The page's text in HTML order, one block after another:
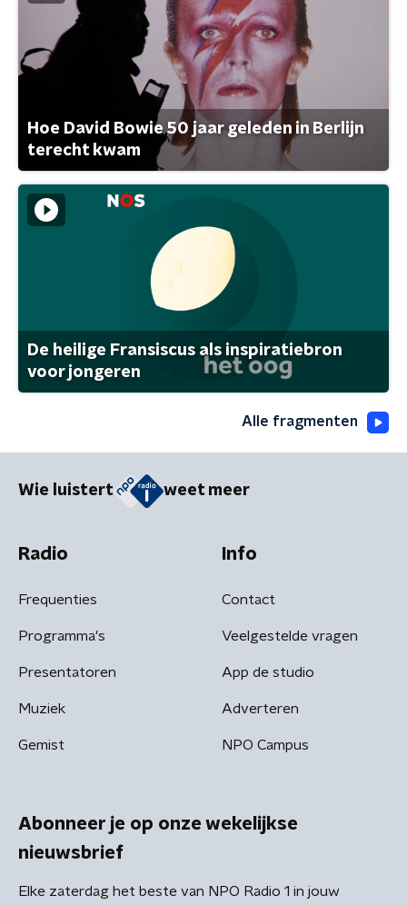
Hoe David Bowie 50 jaar geleden in Berlijn
terecht kwam
De heilige Fransiscus als inspiratiebron
voor jongeren
Alle fragmenten
Wie luistert weet meer
Radio
Frequenties
Programma's
Presentatoren
Muziek
Gemist
Info
Contact
Veelgestelde vragen
App de studio
Adverteren
NPO Campus
Abonneer je op onze wekelijkse
nieuwsbrief
Elke zaterdag het beste van NPO Radio 1 in jouw